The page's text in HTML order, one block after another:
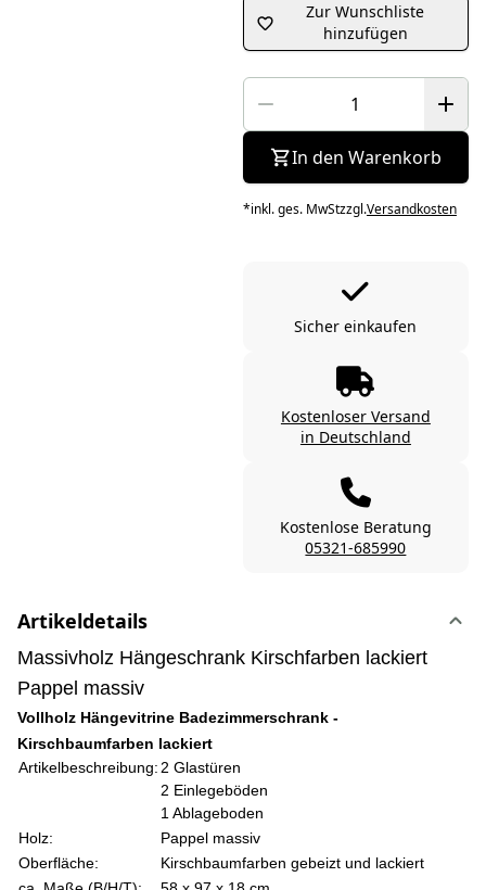
Zur Wunschliste
hinzufügen
In den Warenkorb
*inkl. ges. MwStzzgl.Versandkosten
Sicher einkaufen
Kostenloser Versand
in Deutschland
Kostenlose Beratung
05321-685990
Artikeldetails
Massivholz Hängeschrank Kirschfarben lackiert
Pappel massiv
Vollholz Hängevitrine Badezimmerschrank -
Kirschbaumfarben lackiert
Artikelbeschreibung: 2 Glastüren
2 Einlegeböden
1 Ablageboden
Holz:
Pappel massiv
Oberfläche:
Kirschbaumfarben gebeizt und lackiert